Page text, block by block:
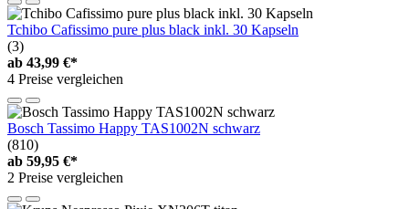
Tchibo Cafissimo pure plus black inkl. 30 Kapseln
(3)
ab 43,99 €*
4 Preise vergleichen
Bosch Tassimo Happy TAS1002N schwarz
(810)
ab 59,95 €*
2 Preise vergleichen